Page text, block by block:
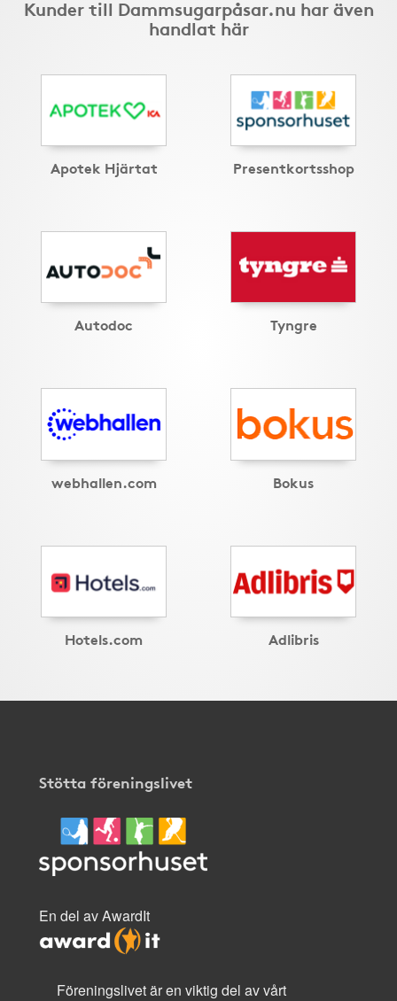
Kunder till Dammsugarpåsar.nu har även
handlat här
Apotek Hjärtat Presentkortsshop
Autodoc Tyngre
webhallen.com Bokus
Hotels.com Adlibris
Stötta föreningslivet
En del av AwardIt
Föreningslivet är en viktig del av vårt